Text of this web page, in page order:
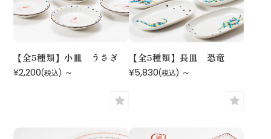
【全5種類】小皿 うさぎ
¥2,200(税込) ～
【全5種類】長皿 恐竜
¥5,830(税込) ～